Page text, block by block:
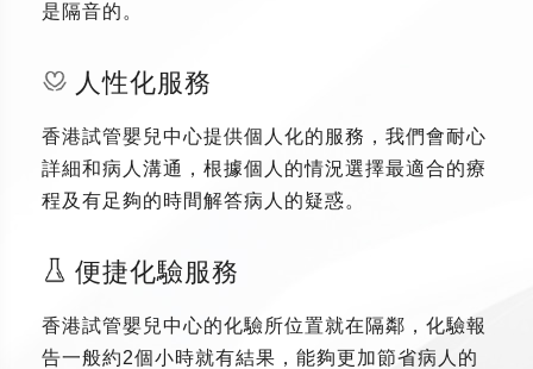
是隔音的。
人性化服務
香港試管嬰兒中心提供個人化的服務，我們會耐心
詳細和病人溝通，根據個人的情況選擇最適合的療
程及有足夠的時間解答病人的疑惑。
便捷化驗服務
香港試管嬰兒中心的化驗所位置就在隔鄰，化驗報
告一般約2個小時就有結果，能夠更加節省病人的